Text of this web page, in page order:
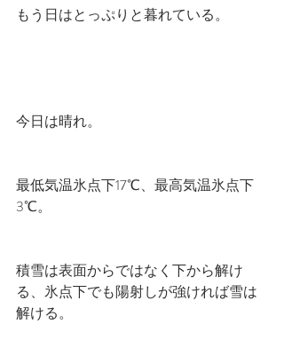
もう日はとっぷりと暮れている。
今日は晴れ。
最低気温氷点下17℃、最高気温氷点下
3℃。
積雪は表面からではなく下から解け
る、氷点下でも陽射しが強ければ雪は
解ける。